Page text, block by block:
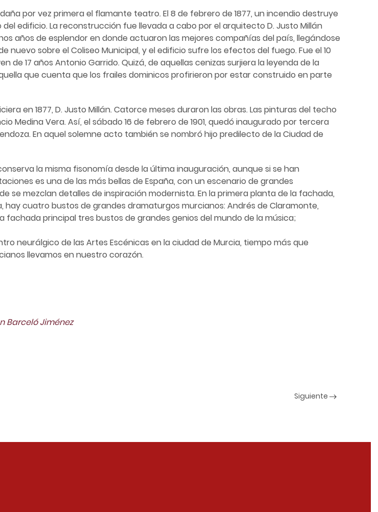
por vez primera el flamante teatro. El 8 de febrero de 1877, un incendio destruye
edificio. La reconstrucción fue llevada a cabo por el arquitecto D. Justo Millán
años de esplendor en donde actuaron las mejores compañías del país, llegándose
sobre el Coliseo Municipal, y el edificio sufre los efectos del fuego. Fue el 10
17 años Antonio Garrido. Quizá, de aquellas cenizas surjiera la leyenda de la
que cuenta que los frailes dominicos profirieron por estar construido en parte
en 1877, D. Justo Millán. Catorce meses duraron las obras. Las pinturas del techo
Medina Vera. Así, el sábado 16 de febrero de 1901, quedó inaugurado por tercera
En aquel solemne acto también se nombró hijo predilecto de la Ciudad de
la misma fisonomía desde la última inauguración, aunque si se han
es una de las más bellas de España, con un escenario de grandes
mezclan detalles de inspiración modernista. En la primera planta de la fachada,
cuatro bustos de grandes dramaturgos murcianos: Andrés de Claramonte,
fachada principal tres bustos de grandes genios del mundo de la música;
neurálgico de las Artes Escénicas en la ciudad de Murcia, tiempo más que
llevamos en nuestro corazón.
Barceló Jiménez
Siguiente